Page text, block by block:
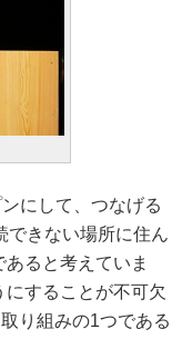
にして、つなげる
できない場所に住ん
ると考えていま
することが不可欠
り組みの1つである